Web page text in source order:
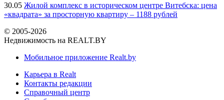
30.05 Жилой комплекс в историческом центре Витебска: цена
«квадрата» за просторную квартиру – 1188 рублей
© 2005-2026
Недвижимость на REALT.BY
Мобильное приложение Realt.by
Карьера в Realt
Контакты редакции
Справочный центр